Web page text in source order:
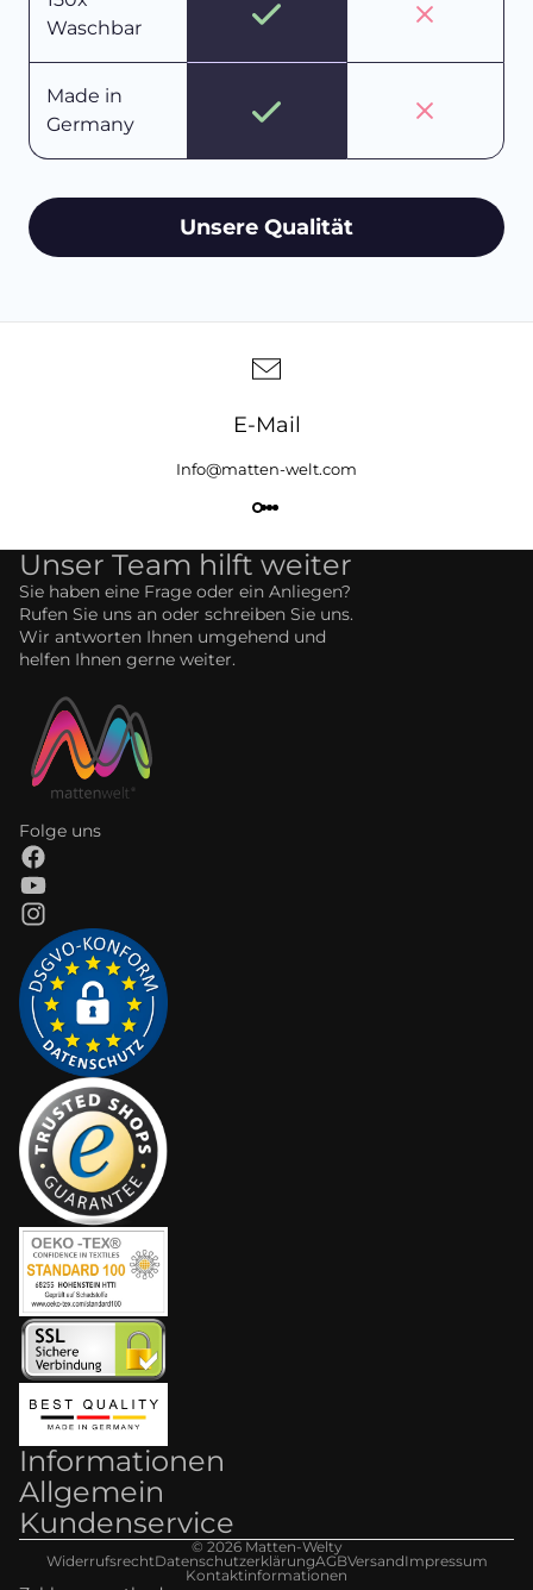
Waschbar
Made in
Germany
Unsere Qualität
E-Mail
Info@matten-welt.com
Unser Team hilft weiter
Sie haben eine Frage oder ein Anliegen?
Rufen Sie uns an oder schreiben Sie uns.
Wir antworten Ihnen umgehend und
helfen Ihnen gerne weiter.
Folge uns
Informationen
Allgemein
Kundenservice
© 2026 Matten-Welty
WiderrufsrechtDatenschutzerklärungAGBVersandImpressum
Kontaktinformationen